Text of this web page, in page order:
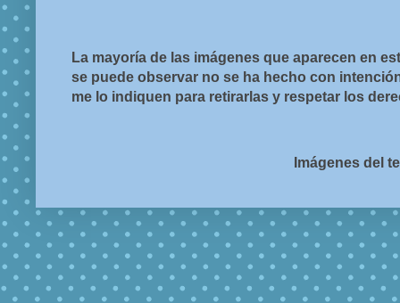
La mayoría de las imágenes que aparecen en
se puede observar no se ha hecho con
me lo indiquen para retirarlas y respetar los
Imágenes del